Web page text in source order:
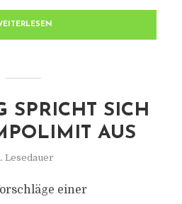
SPRICHT SICH
AUS
Lesedauer
einer